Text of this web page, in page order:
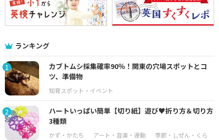
ランキング
1
カブトムシ採集確率90％！関東の穴場スポットとコ
ツ、準備物
2
ハートいっぱい簡単【切り紙】遊び♥折り方＆切り方
3種類